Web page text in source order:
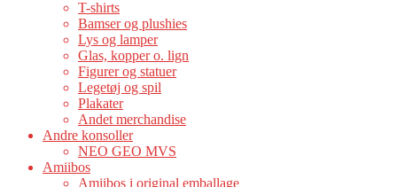
T-shirts
Bamser og plushies
Lys og lamper
Glas, kopper o. lign
Figurer og statuer
Legetøj og spil
Plakater
Andet merchandise
Andre konsoller
NEO GEO MVS
Amiibos
Amiibos i original emballage